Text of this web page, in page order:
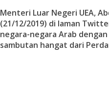
Menteri Luar Negeri UEA,
(21/12/2019) di laman
negara-negara Arab
sambutan hangat dari